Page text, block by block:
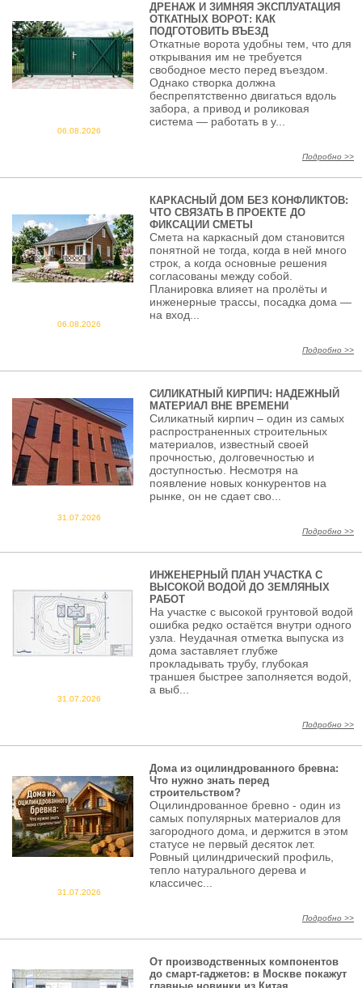
06.08.2026
ДРЕНАЖ И ЗИМНЯЯ ЭКСПЛУАТАЦИЯ
ОТКАТНЫХ ВОРОТ: КАК
ПОДГОТОВИТЬ ВЪЕЗД
Откатные ворота удобны тем, что для
открывания им не требуется
свободное место перед въездом.
Однако створка должна
беспрепятственно двигаться вдоль
забора, а привод и роликовая
система — работать в у...
Подробно >>
06.08.2026
КАРКАСНЫЙ ДОМ БЕЗ КОНФЛИКТОВ:
ЧТО СВЯЗАТЬ В ПРОЕКТЕ ДО
ФИКСАЦИИ СМЕТЫ
Смета на каркасный дом становится
понятной не тогда, когда в ней много
строк, а когда основные решения
согласованы между собой.
Планировка влияет на пролёты и
инженерные трассы, посадка дома —
на вход...
Подробно >>
31.07.2026
СИЛИКАТНЫЙ КИРПИЧ: НАДЕЖНЫЙ
МАТЕРИАЛ ВНЕ ВРЕМЕНИ
Силикатный кирпич – один из самых
распространенных строительных
материалов, известный своей
прочностью, долговечностью и
доступностью. Несмотря на
появление новых конкурентов на
рынке, он не сдает сво...
Подробно >>
31.07.2026
ИНЖЕНЕРНЫЙ ПЛАН УЧАСТКА С
ВЫСОКОЙ ВОДОЙ ДО ЗЕМЛЯНЫХ
РАБОТ
На участке с высокой грунтовой водой
ошибка редко остаётся внутри одного
узла. Неудачная отметка выпуска из
дома заставляет глубже
прокладывать трубу, глубокая
траншея быстрее заполняется водой,
а выб...
Подробно >>
31.07.2026
Дома из оцилиндрованного бревна:
Что нужно знать перед
строительством?
Оцилиндрованное бревно - один из
самых популярных материалов для
загородного дома, и держится в этом
статусе не первый десяток лет.
Ровный цилиндрический профиль,
тепло натурального дерева и
классичес...
Подробно >>
От производственных компонентов
до смарт-гаджетов: в Москве покажут